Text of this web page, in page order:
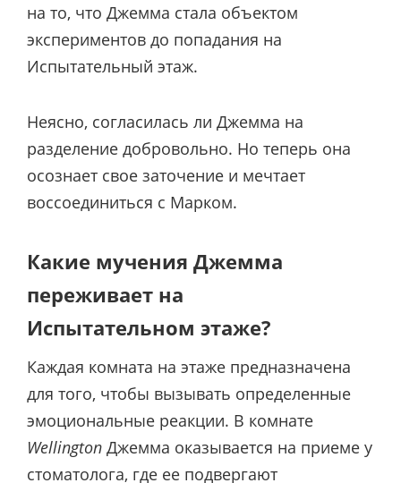
на то, что Джемма стала объектом
экспериментов до попадания на
Испытательный этаж.
Неясно, согласилась ли Джемма на
разделение добровольно. Но теперь она
осознает свое заточение и мечтает
воссоединиться с Марком.
Какие мучения Джемма
переживает на
Испытательном этаже?
Каждая комната на этаже предназначена
для того, чтобы вызывать определенные
эмоциональные реакции. В комнате
Wellington Джемма оказывается на приеме у
стоматолога, где ее подвергают